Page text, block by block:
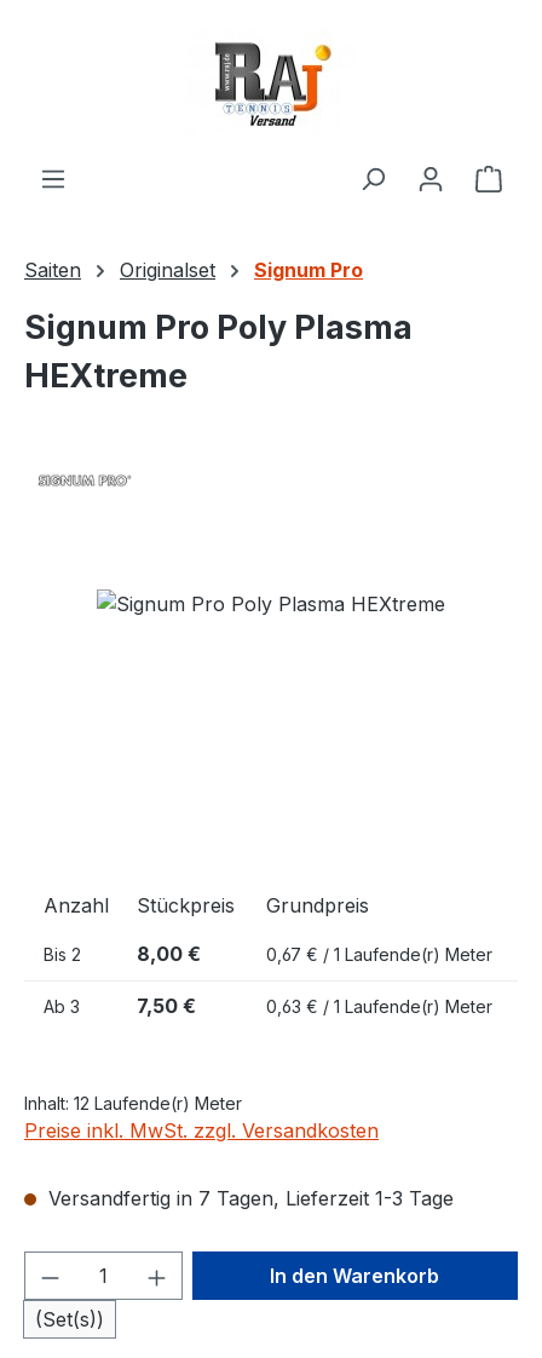
Saiten Originalset Signum Pro
Signum Pro Poly Plasma
HEXtreme
Anzahl Stückpreis Grundpreis
Bis 2 8,00 € 0,67 € / 1 Laufende(r) Meter
Ab 3 7,50 € 0,63 € / 1 Laufende(r) Meter
Inhalt: 12 Laufende(r) Meter
Preise inkl. MwSt. zzgl. Versandkosten
Versandfertig in 7 Tagen, Lieferzeit 1-3 Tage
Produkt Anzahl: Gib den
(Set(s))
In den Warenkorb